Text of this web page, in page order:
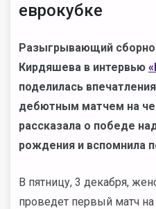
еврокубке
Разыгрывающий
Кирдяшева в интервью
поделилась
дебютным матчем на
рассказала о победе
рождения и вспомнила
В пятницу, 3 декабря,
проведет первый матч